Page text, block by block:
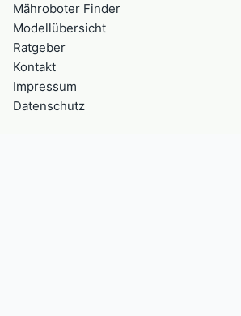
Mähroboter Finder
Modellübersicht
Ratgeber
Kontakt
Impressum
Datenschutz